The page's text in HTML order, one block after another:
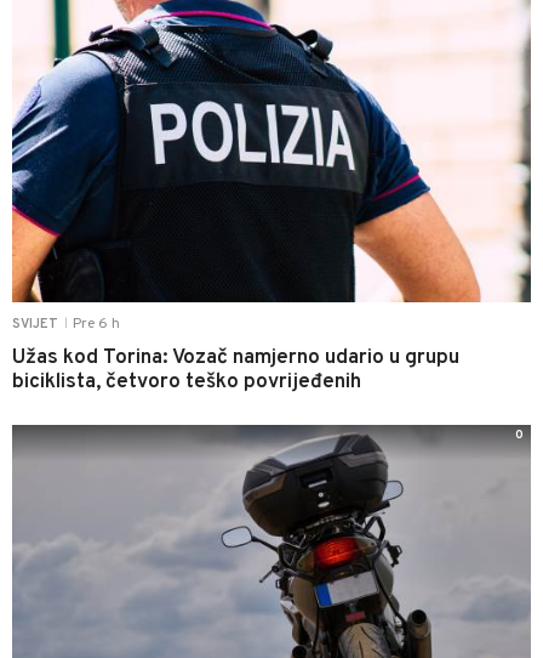
SVIJET Pre 6 h
Užas kod Torina: Vozač namjerno udario u grupu
biciklista, četvoro teško povrijeđenih
0